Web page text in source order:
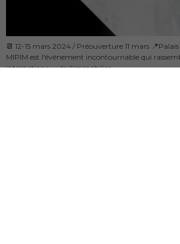
📆 12-15 mars 2024 / Préouverture 11 mars
MIPIM est l'événement incontournable qui
internationaux de l'immobilier...